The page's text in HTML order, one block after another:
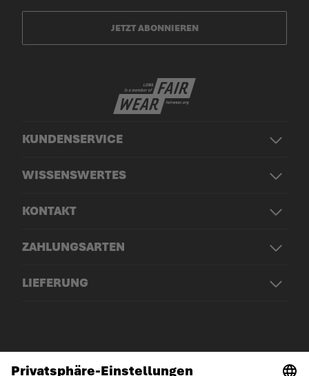
KUNDENSERVICE
WISSENSWERTES
KONTAKT
ZAHLUNGSARTEN
LIEFERUNG
JETZT ABONNIEREN